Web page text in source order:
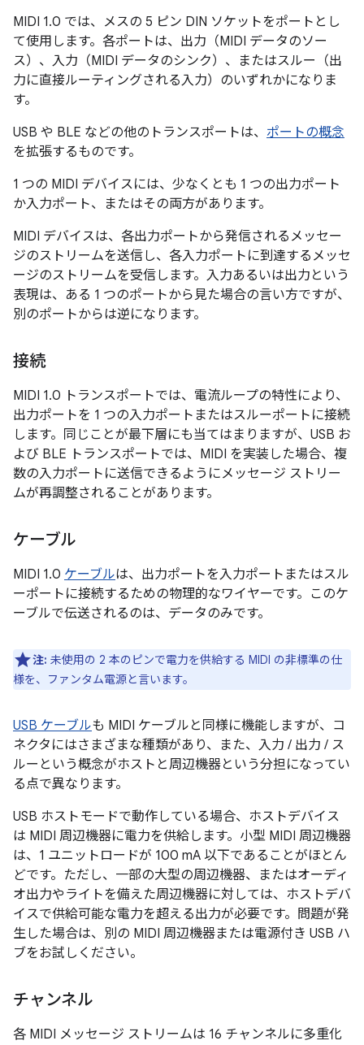
MIDI 1.0 では、メスの 5 ピン DIN ソケットをポートとし
て使用します。各ポートは、出力（MIDI データのソー
ス）、入力（MIDI データのシンク）、またはスルー（出
力に直接ルーティングされる入力）のいずれかになりま
す。
USB や BLE などの他のトランスポートは、 ポートの概念
を拡張するものです。
1 つの MIDI デバイスには、少なくとも 1 つの出力ポート
か入力ポート、またはその両方があります。
MIDI デバイスは、各出力ポートから発信されるメッセー
ジのストリームを送信し、各入力ポートに到達するメッセ
ージのストリームを受信します。 入力あるいは出力という
表現は、ある 1 つのポートから見た場合の言い方ですが、
別のポートからは逆になります。
接続
MIDI 1.0 トランスポートでは、電流ループの特性により、
出力ポートを 1 つの入力ポートまたはスルーポートに接続
します。 同じことが最下層にも当てはまりますが、USB お
よび BLE トランスポートでは、MIDI を実装した場合、複
数の入力ポートに送信できるようにメッセージ ストリー
ムが再調整されることがあります。
ケーブル
MIDI 1.0 ケーブルは、出力ポートを入力ポートまたはスル
ーポートに接続するための物理的なワイヤーです。
このケ
ーブルで伝送されるのは、データのみです。
注: 未使用の 2 本のピンで電力を供給する MIDI の非標準の仕
様を、ファンタム電源と言います。
USB ケーブルも MIDI ケーブルと同様に機能しますが、コ
ネクタにはさまざまな種類があり、また、入力 / 出力 / ス
ルーという概念がホストと周辺機器という分担になってい
る点で異なります。
USB ホストモードで動作している場合、ホストデバイス
は MIDI 周辺機器に電力を供給します。小型 MIDI 周辺機器
は、1 ユニットロードが 100 mA 以下であることがほとん
どです。ただし、一部の大型の周辺機器、またはオーディ
オ出力やライトを備えた周辺機器に対しては、ホストデバ
イスで供給可能な電力を超える出力が必要です。問題が発
生した場合は、別の MIDI 周辺機器または電源付き USB ハ
ブをお試しください。
チャンネル
各 MIDI メッセージ ストリームは 16 チャンネルに多重化